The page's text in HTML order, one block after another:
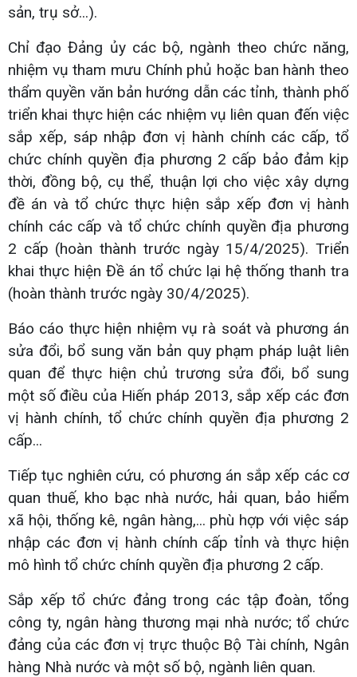
sản, trụ sở...).
Chỉ đạo Đảng ủy các bộ, ngành theo chức năng,
nhiệm vụ tham mưu Chính phủ hoặc ban hành theo
thẩm quyền văn bản hướng dẫn các tỉnh, thành phố
triển khai thực hiện các nhiệm vụ liên quan đến việc
sắp xếp, sáp nhập đơn vị hành chính các cấp, tổ
chức chính quyền địa phương 2 cấp bảo đảm kịp
thời, đồng bộ, cụ thể, thuận lợi cho việc xây dựng
đề án và tổ chức thực hiện sắp xếp đơn vị hành
chính các cấp và tổ chức chính quyền địa phương
2 cấp (hoàn thành trước ngày 15/4/2025). Triển
khai thực hiện Đề án tổ chức lại hệ thống thanh tra
(hoàn thành trước ngày 30/4/2025).
Báo cáo thực hiện nhiệm vụ rà soát và phương án
sửa đổi, bổ sung văn bản quy phạm pháp luật liên
quan để thực hiện chủ trương sửa đổi, bổ sung
một số điều của Hiến pháp 2013, sắp xếp các đơn
vị hành chính, tổ chức chính quyền địa phương 2
cấp...
Tiếp tục nghiên cứu, có phương án sắp xếp các cơ
quan thuế, kho bạc nhà nước, hải quan, bảo hiểm
xã hội, thống kê, ngân hàng,... phù hợp với việc sáp
nhập các đơn vị hành chính cấp tỉnh và thực hiện
mô hình tổ chức chính quyền địa phương 2 cấp.
Sắp xếp tổ chức đảng trong các tập đoàn, tổng
công ty, ngân hàng thương mại nhà nước; tổ chức
đảng của các đơn vị trực thuộc Bộ Tài chính, Ngân
hàng Nhà nước và một số bộ, ngành liên quan.